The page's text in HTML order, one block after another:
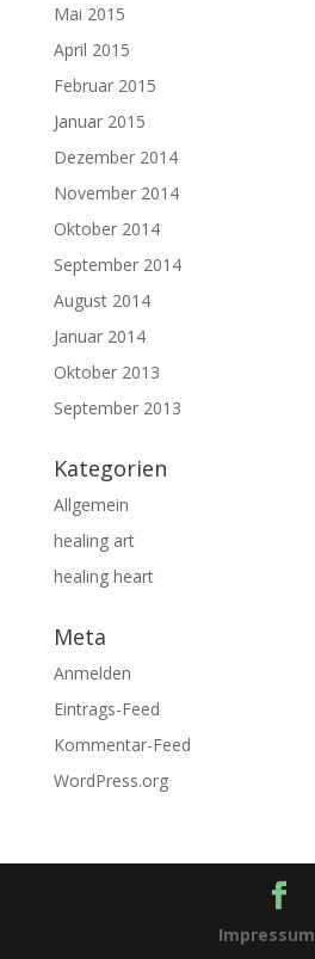
Mai 2015
April 2015
Februar 2015
Januar 2015
Dezember 2014
November 2014
Oktober 2014
September 2014
August 2014
Januar 2014
Oktober 2013
September 2013
Kategorien
Allgemein
healing art
healing heart
Meta
Anmelden
Eintrags-Feed
Kommentar-Feed
WordPress.org
Impressum